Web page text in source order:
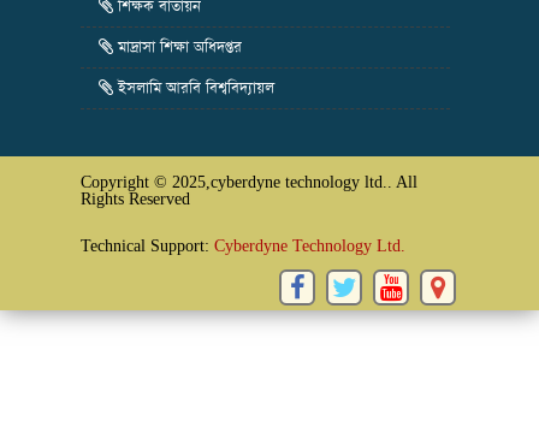
শিক্ষক বাতায়ন
মাদ্রাসা শিক্ষা অধিদপ্তর
ইসলামি আরবি বিশ্ববিদ্যায়ল
Copyright © 2025,cyberdyne technology ltd.. All
Rights Reserved
Technical Support: Cyberdyne Technology Ltd.